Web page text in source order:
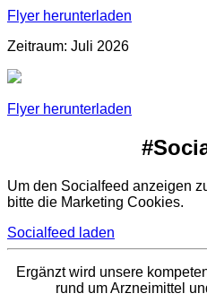
Flyer herunterladen
Zeitraum: Juli 2026
Flyer herunterladen
Um den Socialfeed anzeigen
bitte die Marketing Cookies.
Socialfeed laden
Ergänzt wird unsere
rund um Arzneimittel